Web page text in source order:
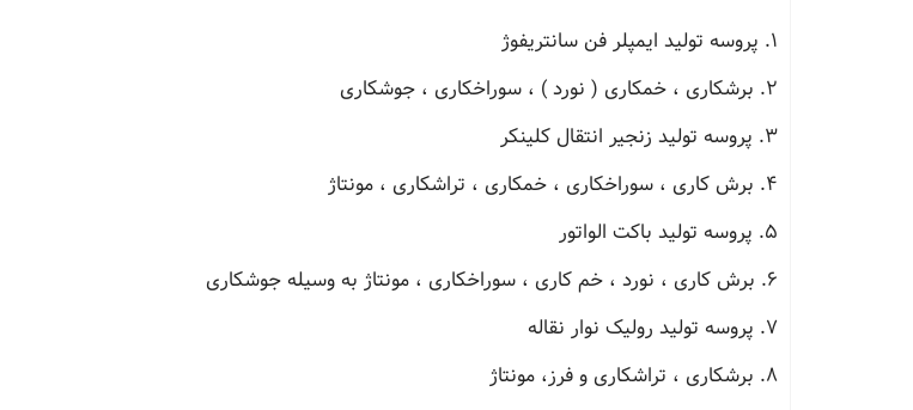
1. پروسه تولید ایمپلر فن سانتریفوژ
2. برشکاری ، خمکاری ( نورد ) ، سوراخکاری ، جوشکاری
3. پروسه تولید زنجیر انتقال کلینکر
4. برش کاری ، سوراخکاری ، خمکاری ، تراشکاری ، مونتاژ
5. پروسه تولید باکت الواتور
6. برش کاری ، نورد ، خم کاری ، سوراخکاری ، مونتاژ به وسیله جوشکاری
7. پروسه تولید رولیک نوار نقاله
8. برشکاری ، تراشکاری و فرز، مونتاژ